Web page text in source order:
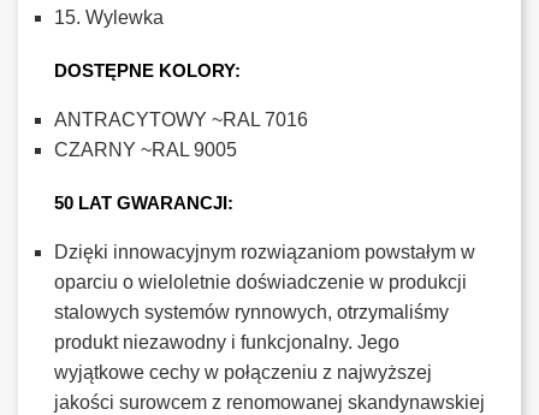
15. Wylewka
DOSTĘPNE KOLORY:
ANTRACYTOWY ~RAL 7016
CZARNY ~RAL 9005
50 LAT GWARANCJI:
Dzięki innowacyjnym rozwiązaniom powstałym w
oparciu o wieloletnie doświadczenie w produkcji
stalowych systemów rynnowych, otrzymaliśmy
produkt niezawodny i funkcjonalny. Jego
wyjątkowe cechy w połączeniu z najwyższej
jakości surowcem z renomowanej skandynawskiej